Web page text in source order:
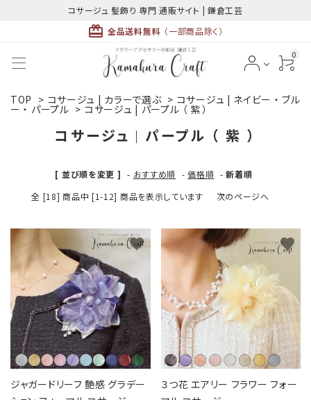
コサージュ 髪飾り 専門 通販サイト | 鎌倉工芸
card_giftcard 全品送料無料 （一部商品除く）
0
ACCOUNT MENU
ようこそ ゲスト 様
最近チェックした商品
カテゴリーから探す
コサージュの色から探す
和装髪飾りの色から探す
TOP > コサージュ | カラーで選ぶ > コサージュ | ネイビー ・ ブル
ー ・ パープル > コサージュ | パープル （ 紫 ）
コサージュ | パープル （ 紫 ）
[ 並び順を変更 ] - おすすめ順 -価格順 -新着順
全 [18] 商品中 [1-12] 商品を表示しています
次のページへ
ジャガードリーフ 艶感 グラデー
favorite
３つ花 エアリー フラワー フォー
favorite